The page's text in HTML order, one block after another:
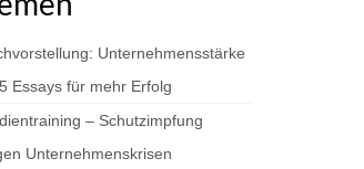
Unternehmensstärke
Essays für mehr Erfolg
– Schutzimpfung
Unternehmenskrisen